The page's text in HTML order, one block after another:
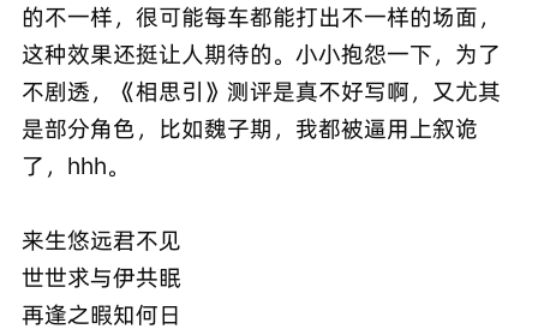
的不一样，很可能每车都能打出不一样的场面，
这种效果还挺让人期待的。小小抱怨一下，为了
不剧透，《相思引》测评是真不好写啊，又尤其
是部分角色，比如魏子期，我都被逼用上叙诡
了，hhh。
来生悠远君不见
世世求与伊共眠
再逢之暇知何日